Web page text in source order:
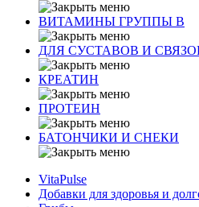
ВИТАМИНЫ ГРУППЫ В
ДЛЯ СУСТАВОВ И
КРЕАТИН
ПРОТЕИН
БАТОНЧИКИ И СНЕКИ
VitaPulse
Добавки для здоровья и